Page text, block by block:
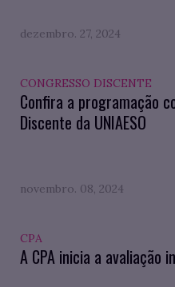
dezembro. 27, 2024
CONGRESSO DISCENTE
Confira a programação
Discente da UNIAESO
novembro. 08, 2024
CPA
A CPA inicia a avaliação